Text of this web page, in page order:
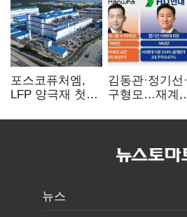
포스코퓨처엠,
LFP 양극재 첫
ESS 시장 공략
김동관·정기선·
구형모…재계,
전성시대
뉴스